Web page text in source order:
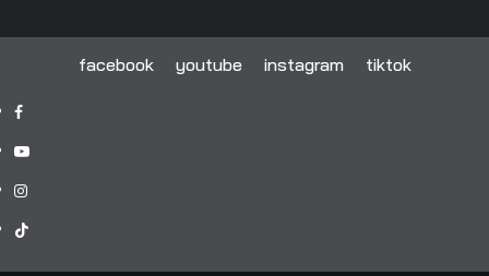
facebook youtube instagram tiktok
facebook
youtube
instagram
tiktok